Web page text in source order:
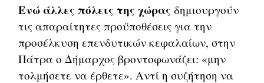
Ενώ άλλες πόλεις της χώρας δημιουργούν
τις απαραίτητες προϋποθέσεις για την
προσέλκυση επενδυτικών κεφαλαίων, στην
Πάτρα ο Δήμαρχος βροντοφωνάζει: «μην
τολμήσετε να έρθετε». Αντί η συζήτηση να